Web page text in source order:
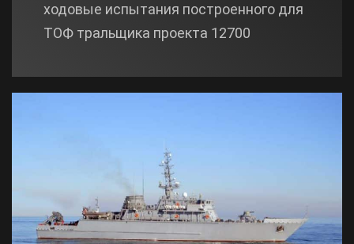
ходовые испытания построенного для
ТОФ тральщика проекта 12700